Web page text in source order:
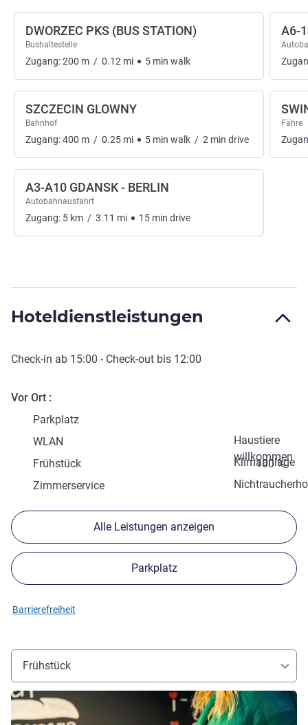
DWORZEC PKS (BUS STATION)
Bushaltestelle
Zugang:200 m / 0.12 mi 5 min walk
SZCZECIN GLOWNY
Bahnhof
Zugang:400 m / 0.25 mi 5 min walk / 2 min drive
A3-A10 GDANSK - BERLIN
Autobahnausfahrt
Zugang: 5 km / 3.11 mi 15 min drive
A6-
Fähre
Hoteldienstleistungen
Check-in ab 15:00 - Check-out bis 12:00
Vor Ort
Parkplatz
Haustiere
willkommen
WLAN
Klimaanlage
Frühstück
100 %
Zimmerservice
Alle Leistungen anzeigen
Parkplatz
Barrierefreiheit
Frühstück
Details ansehen